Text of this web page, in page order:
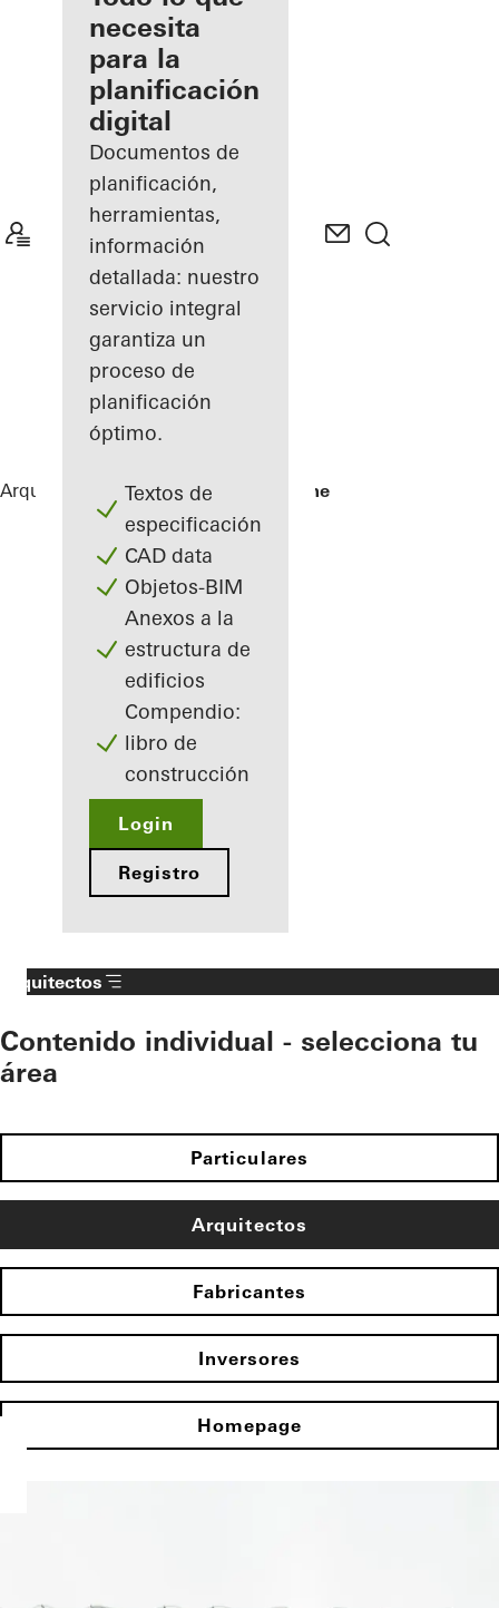
registrado
Descubre
mi área
de
trabajo
necesita
para la
planificación
digital
Documentos de
planificación,
herramientas,
información
detallada: nuestro
servicio integral
garantiza un
proceso de
planificación
óptimo.
Textos de
especificación
CAD data
Objetos-BIM
Anexos a la
estructura de
edificios
Compendio:
libro de
construcción
Login
Registro
Arquitectos ReferenciasLa Samaritaine
Arquitectos
Contenido individual - selecciona tu
área
Particulares
Arquitectos
Fabricantes
Inversores
Homepage